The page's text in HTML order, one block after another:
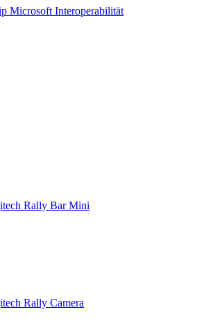
Microsoft Interoperabilität
Rally Bar Mini
Rally Camera